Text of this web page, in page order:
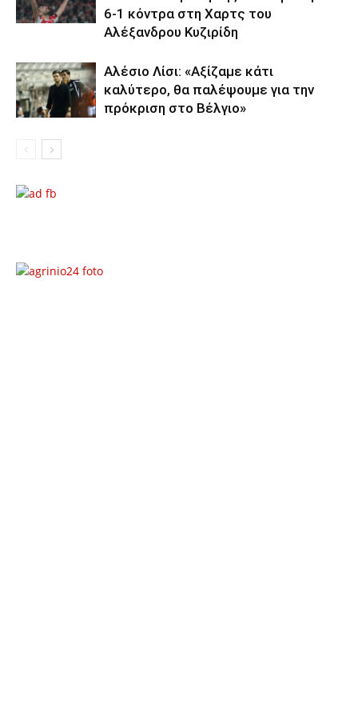
6-1 κόντρα στη Χαρτς του
Αλέξανδρου Κυζιρίδη
Αλέσιο Λίσι: «Αξίζαμε κάτι
καλύτερο, θα παλέψουμε για την
πρόκριση στο Βέλγιο»